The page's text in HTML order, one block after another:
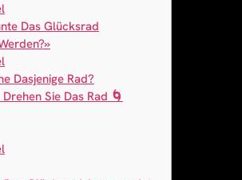
Das Glücksrad
Dasjenige Rad?
Sie Das Rad 🌀